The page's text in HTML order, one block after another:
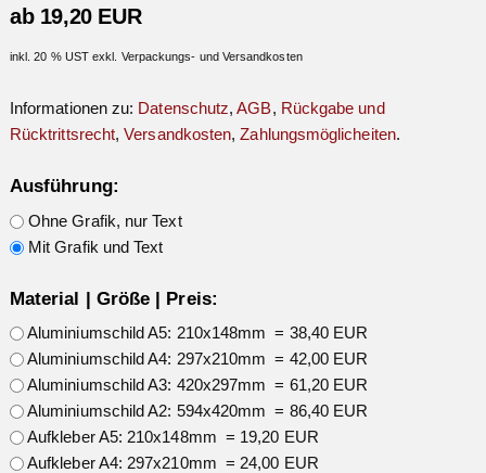
ab 19,20 EUR
inkl. 20 % UST exkl. Verpackungs- und Versandkosten
Informationen zu: Datenschutz,AGB, Rückgabe und
Rücktrittsrecht,Versandkosten,Zahlungsmöglicheiten.
Ausführung:
Ohne Grafik, nur Text
Mit Grafik und Text
Material | Größe | Preis:
Aluminiumschild A5: 210x148mm = 38,40 EUR
Aluminiumschild A4: 297x210mm = 42,00 EUR
Aluminiumschild A3: 420x297mm = 61,20 EUR
Aluminiumschild A2: 594x420mm = 86,40 EUR
Aufkleber A5: 210x148mm = 19,20 EUR
Aufkleber A4: 297x210mm = 24,00 EUR